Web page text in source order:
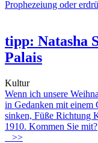
Prophezeiung oder
tipp: Natasha
Palais
Kultur
Wenn ich unsere
in Gedanken mit einem
sinken, Füße Richtung
1910. Kommen Sie mit?
>>